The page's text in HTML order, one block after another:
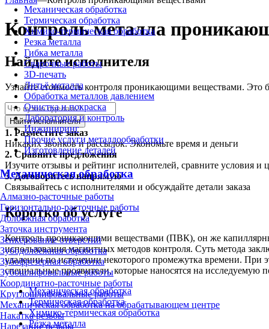
Механическая обработка
Термическая обработка
Химико-термическая обработка
Резка металла
Гибка металла
Сварочные работы
3D-печать
Литьё металла
Обработка металлов давлением
Очистка и покраска
Лаборатория и контроль
Инжиниринг
Прочие услуги металлообработки
Изготовление деталей
Механическая обработка
Алмазно-расточные работы
Горизонтально-расточные работы
Долбёжная обработка
Заточка инструмента
Зенкерование отверстий
Зубодолбёжная обработка
Зубофрезерная обработка
Зубошлифовальные работы
Координатно-расточные работы
Круглошлифовальные работы
Механическая обработка на обрабатывающем центре
Накатка резьбы
Нарезание резьбы
Контроль металла
Найдите исполнителя
Узнайте стоимость контроля проникающими веществами. Это
Найти исполнителя
1. Разместите заказ
Никаких звонков и рассылок. Экономьте время и деньги
2. Сравните предложения
Изучите отзывы и рейтинг исполнителей, сравните условия и
3.Договоритесь напрямую
Связывайтесь с исполнителями и обсуждайте детали заказа
Коротко об услуге
Контроль проникающими веществами (ПВК), он же
использования магнитных методов контроля. Суть метода
удалении по истечении некоторого промежутка времени. При
специальные проявители, которые наносятся на исследуемую
Механическая обработка
Термическая обработка
Химико-термическая обработка
Резка металла